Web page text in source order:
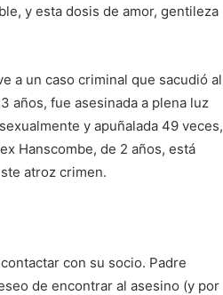
y esta dosis de amor, gentileza
a un caso criminal que sacudió al
años, fue asesinada a plena luz
y apuñalada 49 veces,
Hanscombe, de 2 años, está
atroz crimen.
con su socio. Padre
de encontrar al asesino (y por